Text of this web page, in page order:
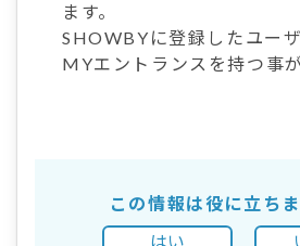
ます。
SHOWBYに登録したユー
MYエントランスを持つ事
この情報は役に立ち
はい